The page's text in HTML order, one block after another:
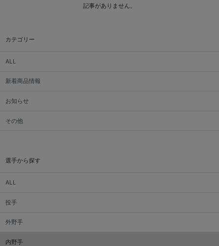
カテゴリー
ALL
新着商品情報
お知らせ
その他
選手から探す
ALL
投手
外野手
内野手
記事がありません。